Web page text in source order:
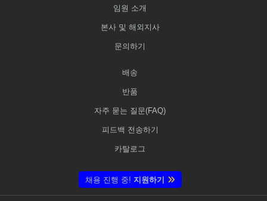
임원 소개
본사 및 해외지사
문의하기
배송
반품
자주 묻는 질문(FAQ)
피드백 전송하기
카탈로그
채용 진행 중! 지원하기